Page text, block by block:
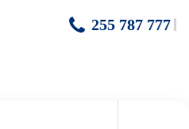
255 787 777